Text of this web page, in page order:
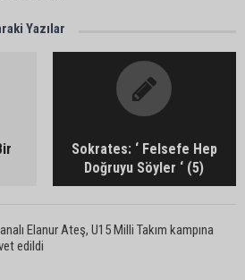
Yazılar
Sokrates: ‘ Felsefe Hep
Doğruyu Söyler ‘ (5)
Elanur Ateş, U15 Milli Takım kampına
edildi